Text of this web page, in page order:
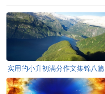
实用的小升初满分作文集锦八篇